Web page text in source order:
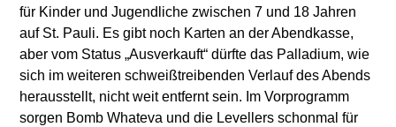
für Kinder und Jugendliche zwischen 7 und 18 Jahren
auf St. Pauli. Es gibt noch Karten an der Abendkasse,
aber vom Status „Ausverkauft“ dürfte das Palladium, wie
sich im weiteren schweißtreibenden Verlauf des Abends
herausstellt, nicht weit entfernt sein. Im Vorprogramm
sorgen Bomb Whateva und die Levellers schonmal für